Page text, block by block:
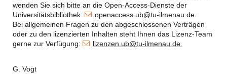
wenden Sie sich bitte an die Open-Access-Dienste der
Universitätsbibliothek:
openaccess.ub@tu-ilmenau.de
Bei allgemeinen Fragen zu den abgeschlossenen Verträgen
oder zu den lizenzierten Inhalten steht Ihnen das Lizenz-Team
gerne zur Verfügung:
lizenzen.ub@tu-ilmenau.de.
G. Vogt